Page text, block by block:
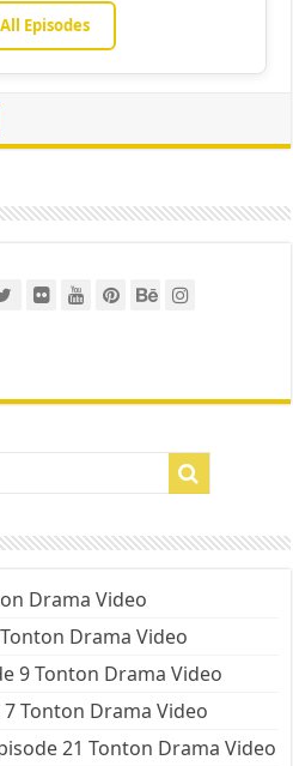
Episodes
Drama Video
Drama Video
9 Tonton Drama Video
Tonton Drama Video
21 Tonton Drama Video